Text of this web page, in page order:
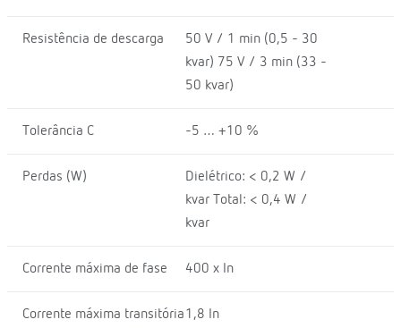
Resistência de descarga
50 V / 1 min (0,5 - 30
kvar) 75 V / 3 min (33 -
50 kvar)
Tolerância C -5 … +10 %
Perdas (W)
Dielétrico: < 0,2 W /
kvar Total: < 0,4 W /
kvar
Corrente máxima de fase 400 x In
Corrente máxima transitória1,8 In